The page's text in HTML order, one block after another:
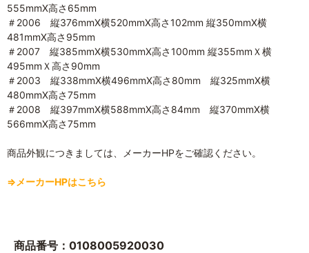
555mmX高さ65mm
＃2006 縦376mmX横520mmX高さ102mm 縦350mmX横
481mmX高さ95mm
＃2007 縦385mmX横530mmX高さ100mm 縦355mmＸ横
495mmＸ高さ90mm
＃2003 縦338mmX横496mmX高さ80mm 縦325mmX横
480mmX高さ75mm
＃2008 縦397mmX横588mmX高さ84mm 縦370mmX横
566mmX高さ75mm
商品外観につきましては、メーカーHPをご確認ください。
⇒メーカーHPはこちら
商品番号：0108005920030